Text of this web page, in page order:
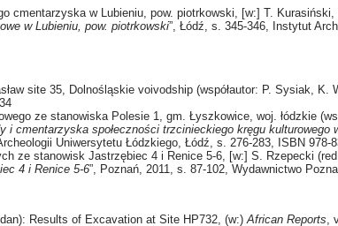
cmentarzyska w Lubieniu, pow. piotrkowski, [w:] T.
w Lubieniu, pow. piotrkowski”, Łódź, s. 345-346, Instytut
site 35, Dolnośląskie voivodship (współautor: P. Sysiak, K.
ze stanowiska Polesie 1, gm. Łyszkowice, woj. łódzkie
i cmentarzyska społeczności trzcinieckiego kręgu kulturowego
Uniwersytetu Łódzkiego, Łódź, s. 276-283, ISBN 978-
ze stanowisk Jastrzębiec 4 i Renice 5-6, [w:] S. Rzepecki (red.)
4 i Renice 5-6”, Poznań, 2011, s. 87-102, Wydawnictwo
Results of Excavation at Site HP732, (w:) African Reports